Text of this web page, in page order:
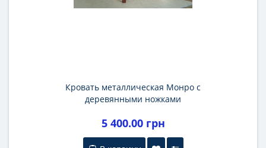
Кровать металлическая Монро с
деревянными ножками
5 400.00 грн